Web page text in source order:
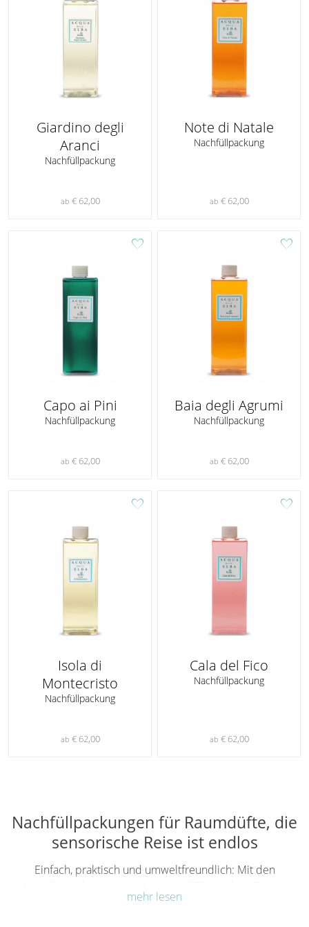
Giardino degli
Aranci
Nachfüllpackung
ab € 62,00
Note di Natale
Nachfüllpackung
ab € 62,00
favorite
Capo ai Pini
Nachfüllpackung
ab € 62,00
favorite
Baia degli Agrumi
Nachfüllpackung
ab € 62,00
favorite
Isola di
Montecristo
Nachfüllpackung
ab € 62,00
favorite
Cala del Fico
Nachfüllpackung
ab € 62,00
Nachfüllpackungen für Raumdüfte, die
sensorische Reise ist endlos
Einfach, praktisch und umweltfreundlich: Mit den
mediterrane Atmosphäre in jedem Raum lebendig, Tag für
mehr lesen